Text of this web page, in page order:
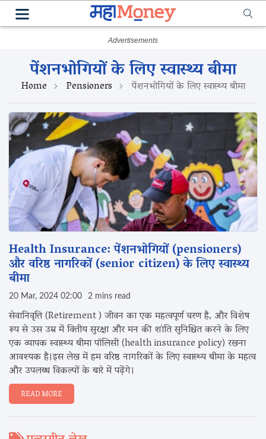
पेंशनभोगियों के लिए स्वास्थ्य बीमा
Home Pensioners पेंशनभोगियों के लिए स्वास्थ्य बीमा
Health Insurance: पेंशनभोगियों (pensioners)
और वरिष्ठ नागरिकों (senior citizen) के लिए स्वास्थ्य
बीमा
20 Mar, 2024 02:00 2 mins read
सेवानिवृत्ति (Retirement ) जीवन का एक महत्वपूर्ण चरण है, और विशेष
रूप से उस उम्र में वित्तीय सुरक्षा और मन की शांति सुनिश्चित करने के लिए
एक व्यापक स्वास्थ्य बीमा पॉलिसी (health insurance policy) रखना
आवश्यक है।इस लेख में हम वरिष्ठ नागरिकों के लिए स्वास्थ्य बीमा के महत्व
और उपलब्ध विकल्पों के बारे में पढ़ेंगे।
READ MORE